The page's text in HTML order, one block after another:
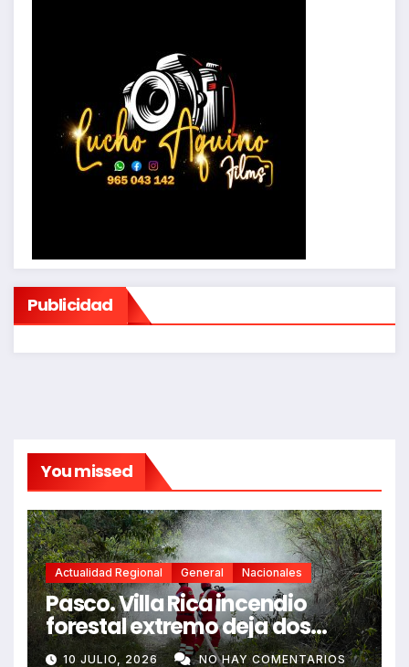
Publicidad
You missed
Actualidad Regional General Nacionales
Pasco. Villa Rica incendio
forestal extremo deja dos
fallecidos y heridos
10 JULIO, 2026 NO HAY COMENTARIOS